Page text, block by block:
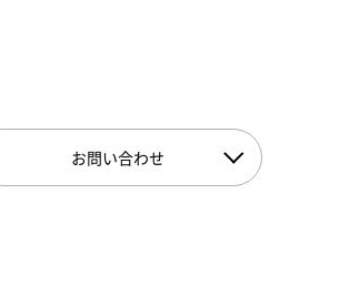
お問い合わせ